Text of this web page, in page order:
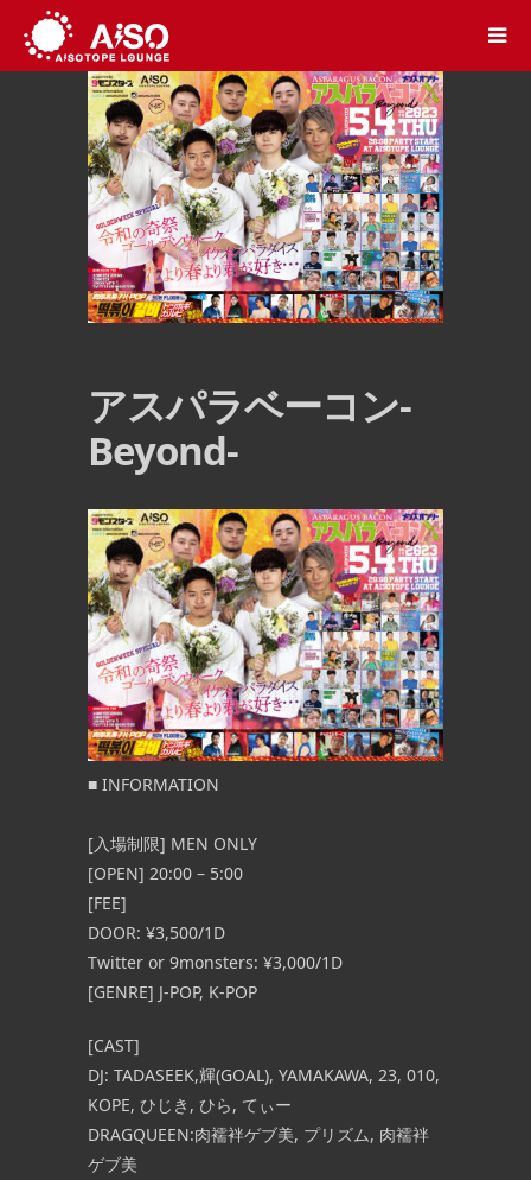
アスパラベーコン-
Beyond-
■ INFORMATION
[入場制限] MEN ONLY
[OPEN] 20:00 – 5:00
[FEE]
DOOR: ¥3,500/1D
Twitter or 9monsters: ¥3,000/1D
[GENRE] J-POP, K-POP
[CAST]
DJ: TADASEEK,輝(GOAL), YAMAKAWA, 23, 010,
KOPE, ひじき, ひら, てぃー
DRAGQUEEN:肉襦袢ゲブ美, プリズム, 肉襦袢
ゲブ美